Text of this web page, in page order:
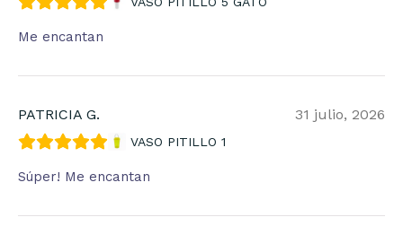
Me encantan
PATRICIA G. 31 julio, 2026
VASO PITILLO 1
Súper! Me encantan